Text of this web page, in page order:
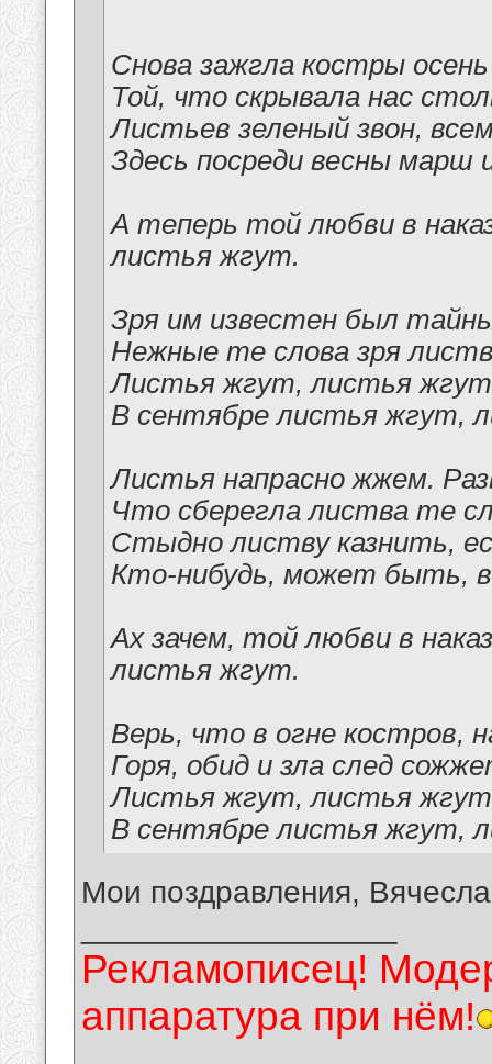
Снова зажгла костры
Той, что скрывала нас
Листьев зеленый звон,
Здесь посреди весны марш
А теперь той любви в
листья жгут.
Зря им известен был
Нежные те слова зря
Листья жгут, листья
В сентябре листья жгут,
Листья напрасно жжем.
Что сберегла листва те
Стыдно листву казнить,
Кто-нибудь, может быть,
Ах зачем, той любви в
листья жгут.
Верь, что в огне костров,
Горя, обид и зла след
Листья жгут, листья
В сентябре листья жгут,
Мои поздравления,
Рекламописец!
аппаратура при нём!